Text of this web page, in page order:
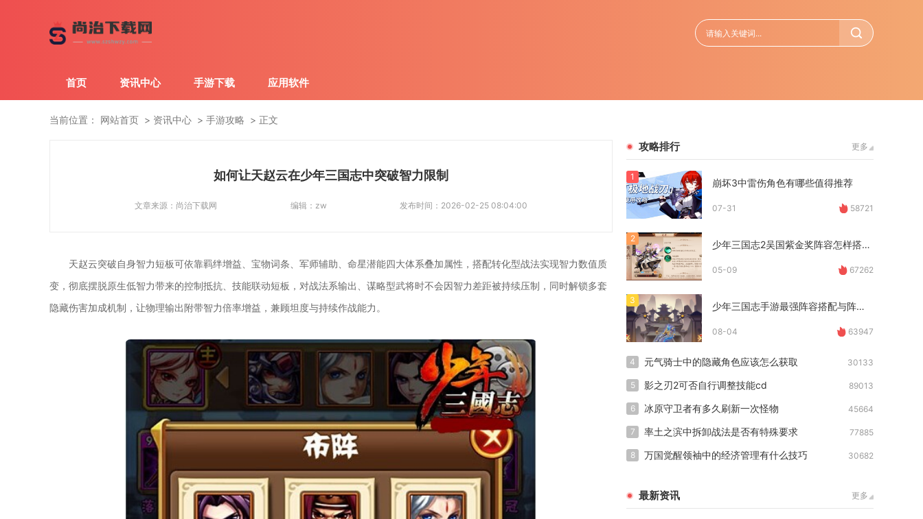
首页 资讯中心 手游下载 应用软件
当前位置： 网站首页 资讯中心 手游攻略 正文
如何让天赵云在少年三国志中突破智力限制
文章来源： 尚治下载网 编辑： zw 发布时间： 2026-02-25 08:04:00
天赵云突破自身智力短板可依靠羁绊增益、宝物词条、军师辅助、命星潜能四大体系叠加属性，搭配转化型战法实现智力数值质
变，彻底摆脱原生低智力带来的控制抵抗、技能联动短板，对战法系输出、谋略型武将时不会因智力差距被持续压制，同时解锁多套
隐藏伤害加成机制，让物理输出附带智力倍率增益，兼顾坦度与持续作战能力。
攻略排行 更多
1 崩坏3中雷伤角色有哪些值得推荐
07-31 58721
2 少年三国志2吴国紫金奖阵容怎样搭配最佳
05-09 67262
3 少年三国志手游最强阵容搭配与阵营有关吗
08-04 63947
4 元气骑士中的隐藏角色应该怎么获取 30133
5 影之刃2可否自行调整技能cd 89013
6 冰原守卫者有多久刷新一次怪物 45664
7 率土之滨中拆卸战法是否有特殊要求 77885
8 万国觉醒领袖中的经济管理有什么技巧 30682
最新资讯 更多